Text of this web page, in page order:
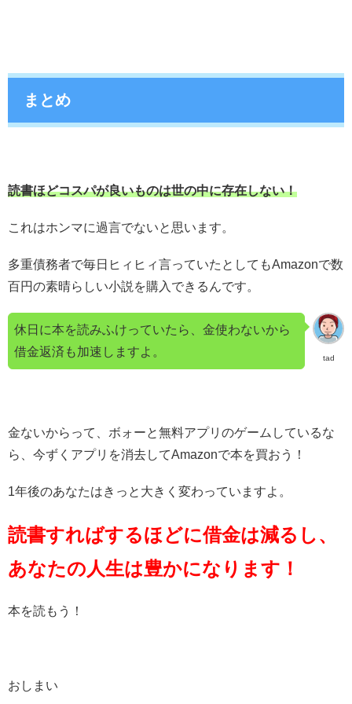
まとめ
読書ほどコスパが良いものは世の中に存在しない！
これはホンマに過言でないと思います。
多重債務者で毎日ヒィヒィ言っていたとしてもAmazonで数
百円の素晴らしい小説を購入できるんです。
tad
休日に本を読みふけっていたら、金使わないから
借金返済も加速しますよ。
金ないからって、ボォーと無料アプリのゲームしているな
ら、今ずくアプリを消去してAmazonで本を買おう！
1年後のあなたはきっと大きく変わっていますよ。
読書すればするほどに借金は減るし、
あなたの人生は豊かになります！
本を読もう！
おしまい